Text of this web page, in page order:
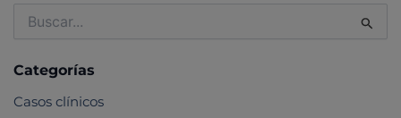
por:
Categorías
Casos clínicos